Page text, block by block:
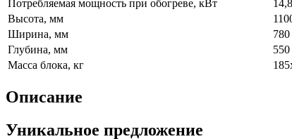
Потребляемая мощность при обогреве, кВт
14,8
Высота, мм
Ширина, мм
780
Глубина, мм
550
Масса блока, кг
Описание
Уникальное предложение